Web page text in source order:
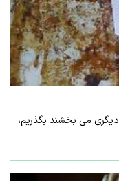
دیگری می بخشند بگذریم،